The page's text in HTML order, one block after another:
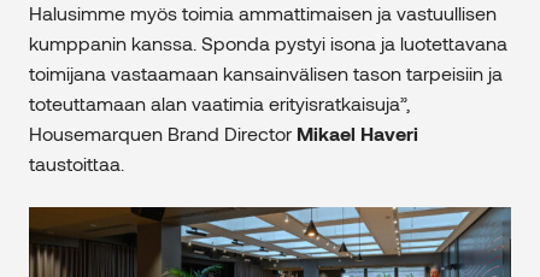
Halusimme myös toimia ammattimaisen ja vastuullisen
kumppanin kanssa. Sponda pystyi isona ja luotettavana
toimijana vastaamaan kansainvälisen tason tarpeisiin ja
toteuttamaan alan vaatimia erityisratkaisuja”,
Housemarquen Brand Director Mikael Haveri
taustoittaa.